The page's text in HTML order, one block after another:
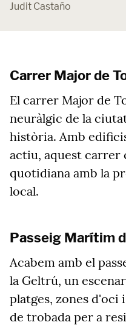
Judit Castaño
Carrer Major de
El carrer Major de
neuràlgic de la
història. Amb
actiu, aquest carrer
quotidiana amb la
local.
Passeig Marítim
Acabem amb el
la Geltrú, un
platges, zones d'oci
de trobada per a